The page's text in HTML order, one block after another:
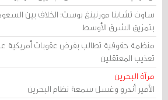
ساوث تشاينا مورنينغ بوست: الخلاف بين
بتمزيق الشرق الأوسط
منظمة حقوقية تطالب بفرض عقوبات أمريكية
تعذيب المعتقلين
مرآة البحرين
الأمير أندرو وغسل سمعة نظام البحرين